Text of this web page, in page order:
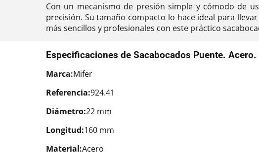
Con un mecanismo de presión simple y cómodo de
precisión. Su tamaño compacto lo hace ideal para
más sencillos y profesionales con este práctico
Especificaciones de Sacabocados Puente.
Marca:Mifer
Referencia:924.41
Diámetro:22 mm
Longitud:160 mm
Material:Acero